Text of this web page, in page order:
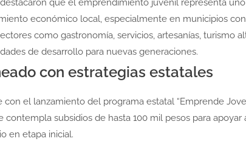
que el emprendimiento juvenil representa
económico local, especialmente en municipios
como gastronomía, servicios, artesanías, turismo
de desarrollo para nuevas generaciones.
con estrategias estatales
con el lanzamiento del programa estatal “Emprende
contempla subsidios de hasta 100 mil pesos para apoyar
en etapa inicial.